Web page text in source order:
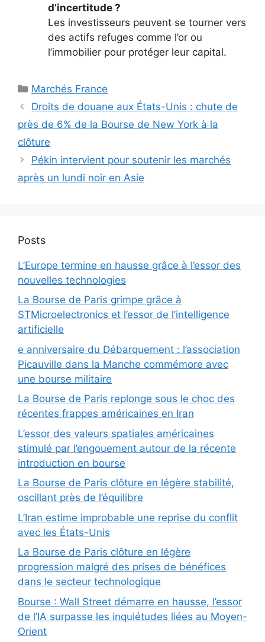
d’incertitude ?
Les investisseurs peuvent se tourner vers
des actifs refuges comme l’or ou
l’immobilier pour protéger leur capital.
Catégories
Marchés France
Droits de douane aux États-Unis : chute de
près de 6% de la Bourse de New York à la
clôture
Pékin intervient pour soutenir les marchés
après un lundi noir en Asie
Posts
L’Europe termine en hausse grâce à l’essor des
nouvelles technologies
La Bourse de Paris grimpe grâce à
STMicroelectronics et l’essor de l’intelligence
artificielle
e anniversaire du Débarquement : l’association
Picauville dans la Manche commémore avec
une bourse militaire
La Bourse de Paris replonge sous le choc des
récentes frappes américaines en Iran
L’essor des valeurs spatiales américaines
stimulé par l’engouement autour de la récente
introduction en bourse
La Bourse de Paris clôture en légère stabilité,
oscillant près de l’équilibre
L’Iran estime improbable une reprise du conflit
avec les États-Unis
La Bourse de Paris clôture en légère
progression malgré des prises de bénéfices
dans le secteur technologique
Bourse : Wall Street démarre en hausse, l’essor
de l’IA surpasse les inquiétudes liées au Moyen-
Orient